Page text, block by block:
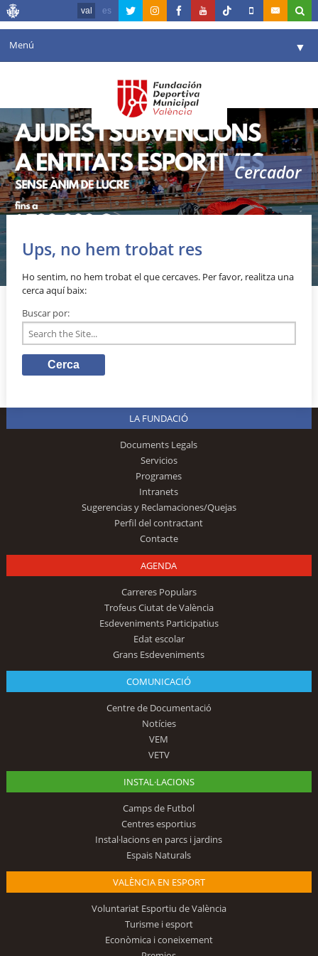
val es
Menú ▼
Agenda
Instal·lacions ▼
Comunicació ▼
València en esport ▼
Cercador
Ups, no hem trobat res
Ho sentim, no hem trobat el que cercaves. Per favor, realitza una
cerca aquí baix:
Buscar por:
LA FUNDACIÓ
Documents Legals
Servicios
Programes
Intranets
Sugerencias y Reclamaciones/Quejas
Perfil del contractant
Contacte
AGENDA
Carreres Populars
Trofeus Ciutat de València
Esdeveniments Participatius
Edat escolar
Grans Esdeveniments
COMUNICACIÓ
Centre de Documentació
Notícies
VEM
VETV
INSTAL·LACIONS
Camps de Futbol
Centres esportius
Instal·lacions en parcs i jardins
Espais Naturals
VALÈNCIA EN ESPORT
Voluntariat Esportiu de València
Turisme i esport
Econòmica i coneixement